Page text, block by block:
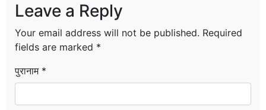
Leave a Reply
Your email address will not be published. Required
fields are marked *
पुरानाम *